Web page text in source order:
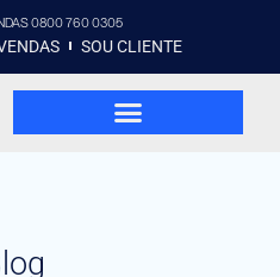
0800 760 0305
SOU CLIENTE